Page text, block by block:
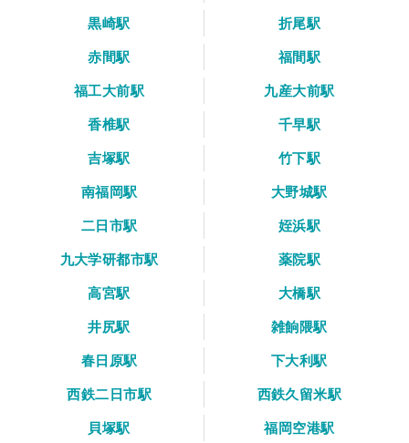
黒崎駅
折尾駅
赤間駅
福間駅
福工大前駅
九産大前駅
香椎駅
千早駅
吉塚駅
竹下駅
南福岡駅
大野城駅
二日市駅
姪浜駅
九大学研都市駅
薬院駅
高宮駅
大橋駅
井尻駅
雑餉隈駅
春日原駅
下大利駅
西鉄二日市駅
西鉄久留米駅
貝塚駅
福岡空港駅